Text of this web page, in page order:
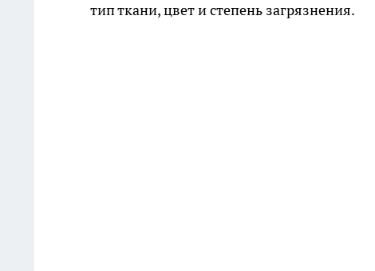
тип ткани, цвет и степень загрязнения.